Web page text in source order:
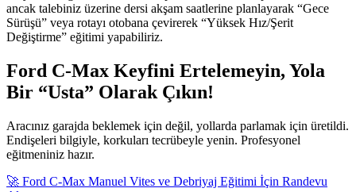
ancak talebiniz üzerine dersi akşam saatlerine planlayarak “Gece
Sürüşü” veya rotayı otobana çevirerek “Yüksek Hız/Şerit
Değiştirme” eğitimi yapabiliriz.
Ford C-Max Keyfini Ertelemeyin, Yola
Bir “Usta” Olarak Çıkın!
Aracınız garajda beklemek için değil, yollarda parlamak için üretildi.
Endişeleri bilgiyle, korkuları tecrübeyle yenin. Profesyonel
eğitmeniniz hazır.
🚀 Ford C-Max Manuel Vites ve Debriyaj Eğitimi İçin Randevu